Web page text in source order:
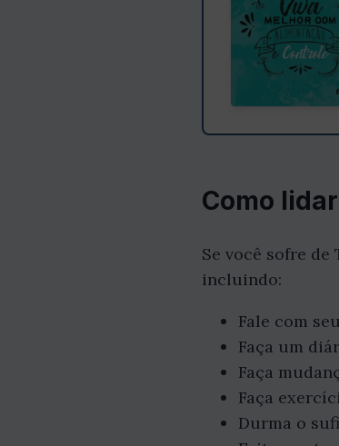
Como
Se você sofre
incluindo:
Fale com
Faça um
Faça
Faça
Durma o